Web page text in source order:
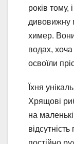
років тому,
дивовижну
химер.
водах, хоча
освоїли
Їхня
Хрящові
на